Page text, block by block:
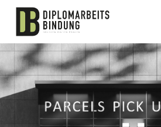
Skip
main
content